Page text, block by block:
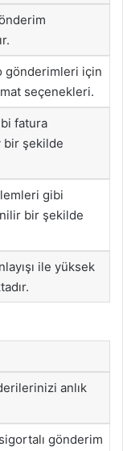
gönderimleri için
seçenekleri.
fatura
bir şekilde
gibi
bir şekilde
ile yüksek
anlık
gönderim